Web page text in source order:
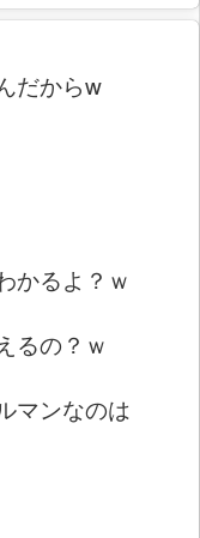
だからw
かるよ？ｗ
るの？ｗ
マンなのは